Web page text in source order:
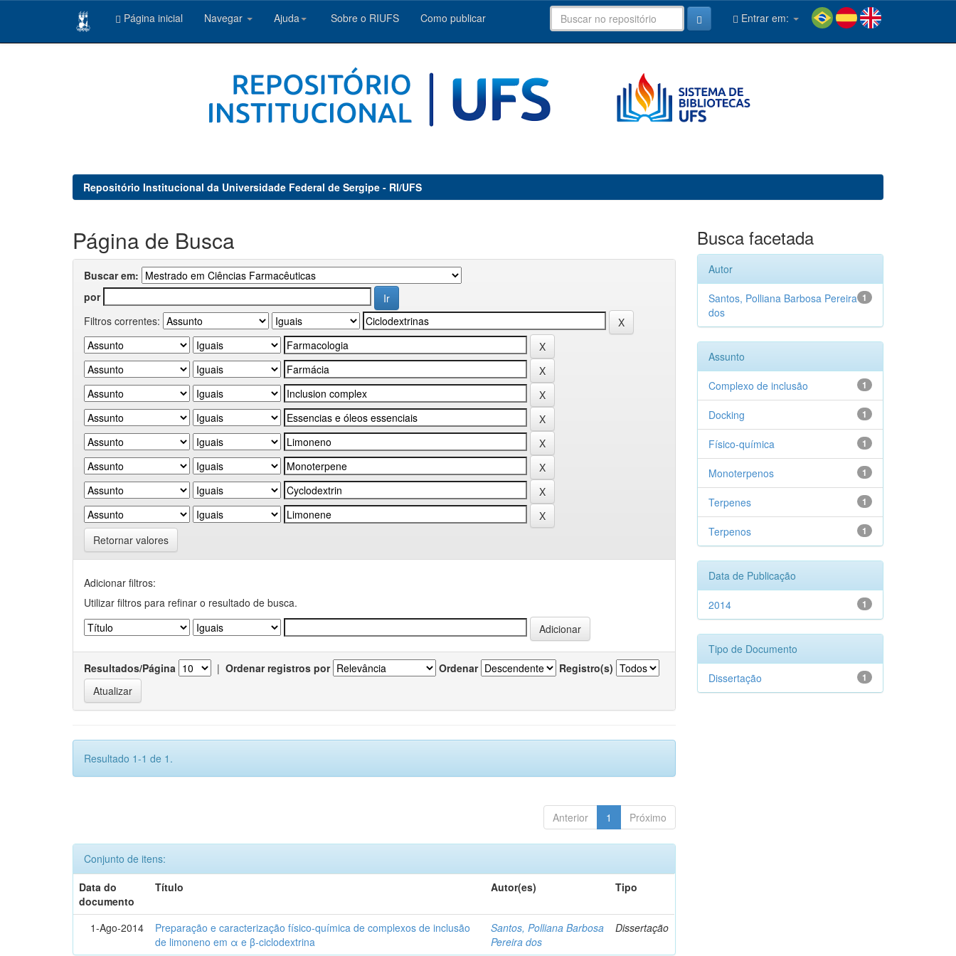
Página inicial Navegar Ajuda Sobre o RIUFS Como publicar Entrar em:
Repositório Institucional da Universidade Federal de Sergipe - RI/UFS
Página de Busca
Buscar em:
por
Filtros correntes:
Retornar valores
Adicionar filtros:
Utilizar filtros para refinar o resultado de busca.
Resultados/Página | Ordenar registros por Ordenar Registro(s)
Resultado 1-1 de 1.
Anterior 1 Próximo
Conjunto de itens:
Data do
documento
Título Autor(es) Tipo
1-Ago-2014
Preparação e caracterização físico-química de complexos de inclusão
de limoneno em α e β-ciclodextrina
Santos, Polliana Barbosa
Pereira dos
Dissertação
Busca facetada
Autor
1
Santos, Polliana Barbosa Pereira
dos
Assunto
1
Complexo de inclusão
1
Docking
1
Físico-química
1
Monoterpenos
1
Terpenes
1
Terpenos
Data de Publicação
1
2014
Tipo de Documento
1
Dissertação